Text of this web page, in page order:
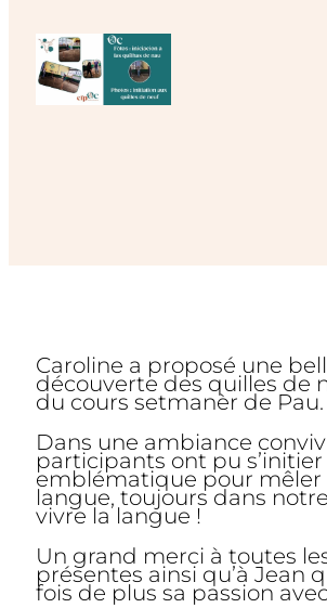
Caroline a proposé une
découverte des quilles de
du cours setmanèr de Pau.
Dans une ambiance
participants ont pu
emblématique pour mêler
langue, toujours dans
vivre la langue !
Un grand merci à toutes
présentes ainsi qu’à Jean
fois de plus sa passion